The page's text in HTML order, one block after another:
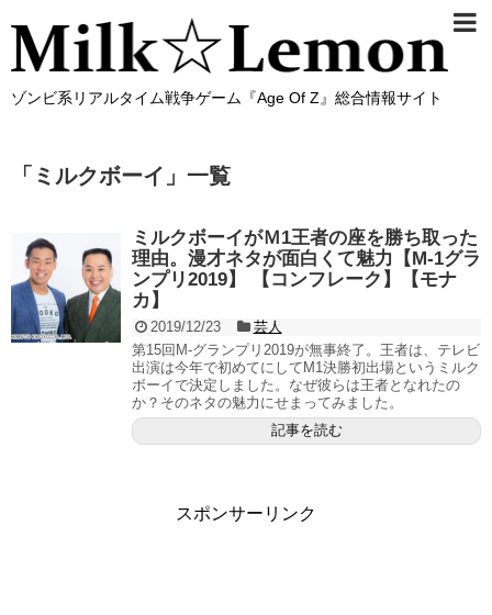
ゾンビ系リアルタイム戦争ゲーム『Age Of Z』総合情報サイト
「 ミルクボーイ 」 一覧
ミルクボーイがＭ1王者の座を勝ち取った
理由。漫才ネタが面白くて魅力【M-1グラ
ンプリ2019】 【コンフレーク】【モナ
カ】
2019/12/23
芸人
第15回M-グランプリ2019が無事終了。王者は、テレビ
出演は今年で初めてにしてM1決勝初出場というミルク
ボーイで決定しました。なぜ彼らは王者となれたの
か？そのネタの魅力にせまってみました。
記事を読む
スポンサーリンク